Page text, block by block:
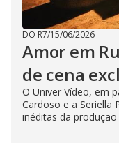
DO R7/15/06/2026
Amor em
de cena
O Univer Vídeo, em
Cardoso e a Seriella
inéditas da produção